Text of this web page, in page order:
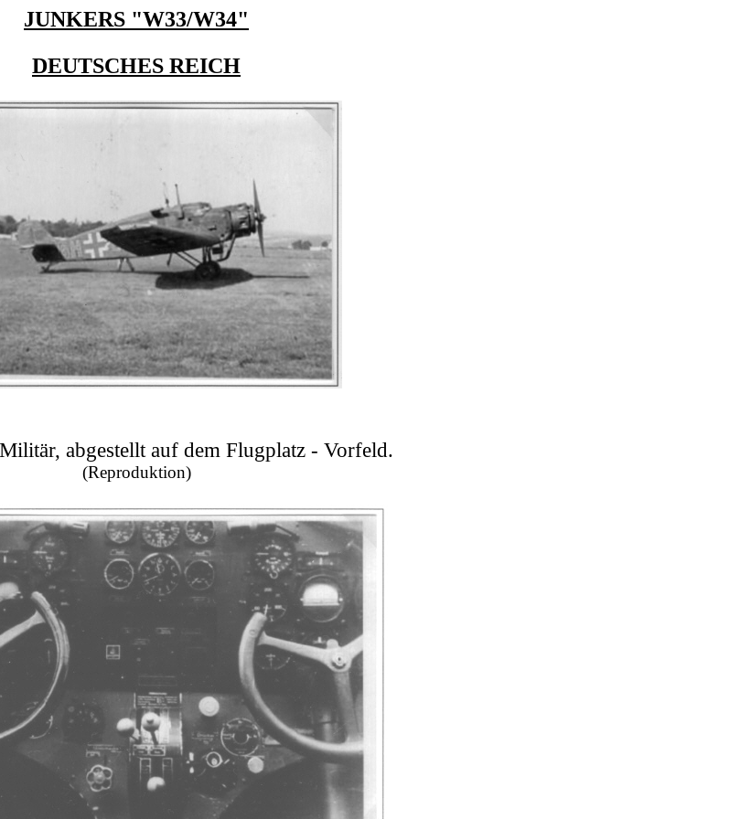
JUNKERS "W33/W34"
DEUTSCHES REICH
Militär, abgestellt auf dem Flugplatz - Vorfeld.
(Reproduktion)